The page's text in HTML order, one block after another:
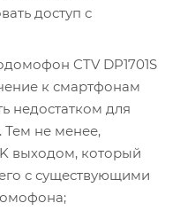
доступ с
CTV DP1701S
к смартфонам
недостатком для
Тем не менее,
выходом, который
с существующими